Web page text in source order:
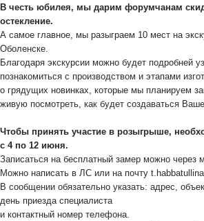
В честь юбилея, мы дарим форумчанам
остекление.
А самое главное, мы разыграем 10 мест на
Оболенске.
Благодаря экскурсии можно будет подробней
познакомиться с производством и этапами
о грядущих новинках, которые мы планируем
живую посмотреть, как будет создаваться
Чтобы принять участие в розыгрыше,
с 4 по 12 июня.
Записаться на бесплатный замер можно через
Можно написать в ЛС или на почту
В сообщении обязательно указать: адрес,
день приезда специалиста
и контактный номер телефона.